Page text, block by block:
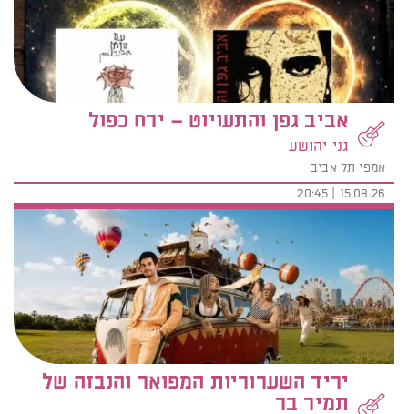
אביב גפן והתעויוט – ירח כפול
גני יהושע
אמפי תל אביב
15.08.26 | 20:45
יריד השערוריות המפואר והנבזה של
תמיר בר